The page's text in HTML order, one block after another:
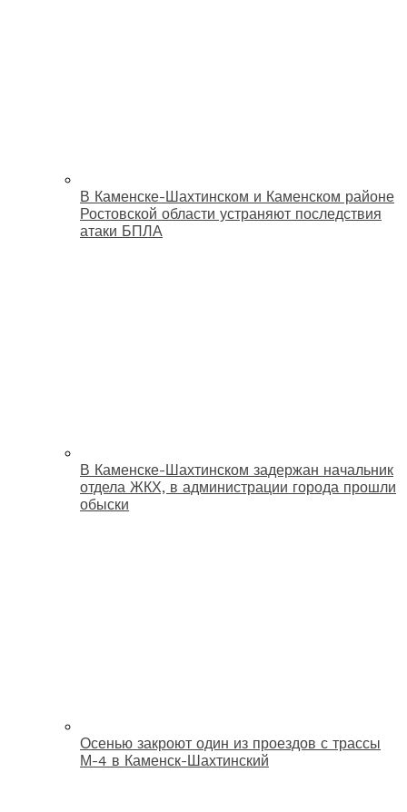
В Каменске-Шахтинском и Каменском районе
Ростовской области устраняют последствия
атаки БПЛА
В Каменске-Шахтинском задержан начальник
отдела ЖКХ, в администрации города прошли
обыски
Осенью закроют один из проездов с трассы
М-4 в Каменск-Шахтинский